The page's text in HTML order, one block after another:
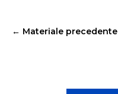
← Materiale precedente